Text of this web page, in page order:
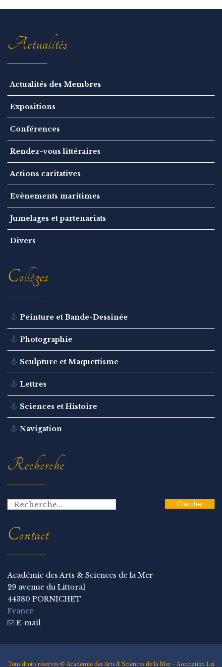
t
Actualités
Actualités des Membres
Expositions
Conférences
Rendez-vous littéraires
Actions caritatives
Evènements maritimes
Jumelages et partenariats
Divers
Collèges
Peinture et Bande-Dessinée
Photographie
Sculpture et Maquettisme
Lettres
Sciences et Histoire
Navigation
Recherche
Contact
Académie des Arts & Sciences de la Mer
29 avenue du Littoral
44380 PORNICHET
France
E-mail
Tous droits réservés © Académie des Arts & Sciences de la Mer - Association Loi